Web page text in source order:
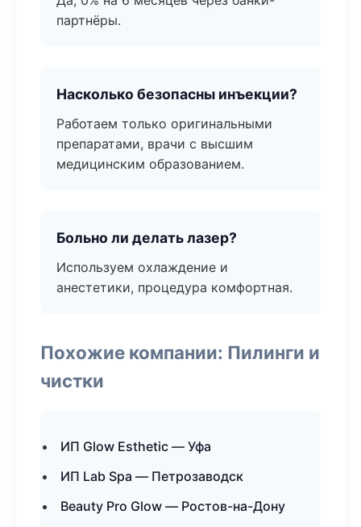
партнёры.
Насколько безопасны инъекции?
Работаем только оригинальными
препаратами, врачи с высшим
медицинским образованием.
Больно ли делать лазер?
Используем охлаждение и
анестетики, процедура комфортная.
Похожие компании: Пилинги и
чистки
ИП Glow Esthetic — Уфа
ИП Lab Spa — Петрозаводск
Beauty Pro Glow — Ростов-на-Дону